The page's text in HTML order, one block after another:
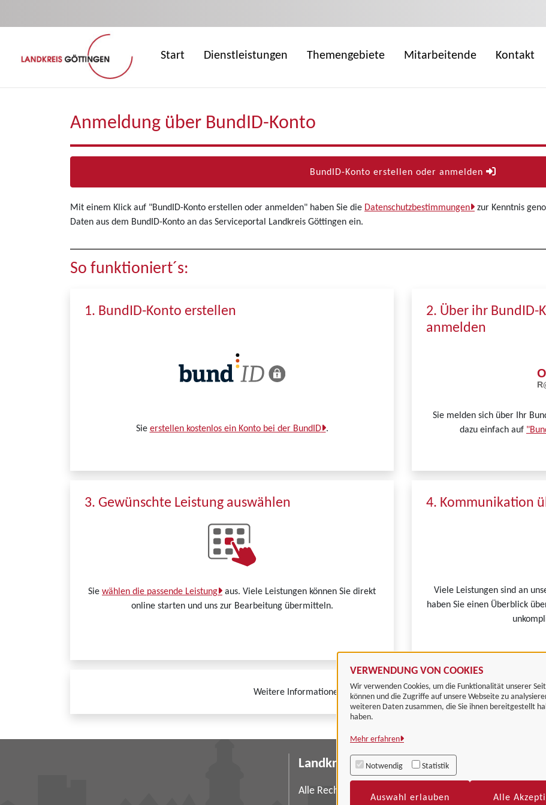
VERWENDUNG VON COOKIES
Wir verwenden Cookies, um die Funktionalität unserer
können und die Zugriffe auf unsere Webseite zu
weiteren Daten zusammen, die Sie ihnen bereitgestellt
haben.
Mehr erfahren
Notwendig Statistik
Auswahl erlauben Alle
Start Dienstleistungen Themengebiete Mitarbeitende Kontakt
Anmeldung über BundID-Konto
BundID-Konto erstellen oder anmelden
Mit einem Klick auf "BundID-Konto erstellen oder anmelden" haben Sie die Datenschutzbestimmungen
zur Kenntnis
Daten aus dem BundID-Konto an das Serviceportal Landkreis Göttingen ein.
So funktioniert´s:
1. BundID-Konto erstellen
Sie erstellen kostenlos ein Konto bei der BundID .
2. Über ihr BundID-
anmelden
Sie melden sich über Ihr
dazu einfach auf
3. Gewünschte Leistung auswählen
Sie wählen die passende Leistung
aus. Viele Leistungen können Sie direkt
online starten und uns zur Bearbeitung übermitteln.
4. Kommunikation
Viele Leistungen sind an
haben Sie einen Überblick
Weitere Informationen zur BundID finden Sie auf der FAQ-Seite des Bundes.
Landkreis Göttingen
Alle Rechte vorbehalten